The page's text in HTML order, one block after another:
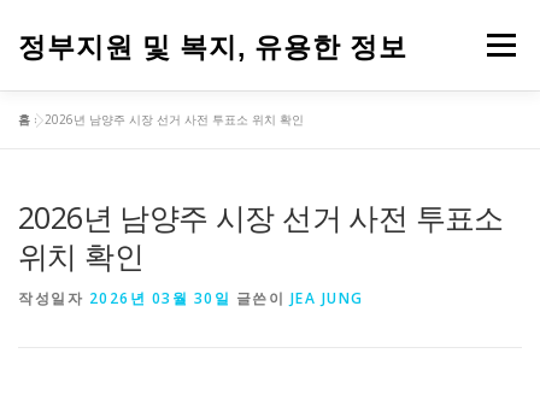
정부지원 및 복지, 유용한 정보 메뉴
홈 »2026년 남양주 시장 선거 사전 투표소 위치 확인
2026년 남양주 시장 선거 사전 투표소
위치 확인
작성일자 2026년 03월 30일 글쓴이 JEA JUNG